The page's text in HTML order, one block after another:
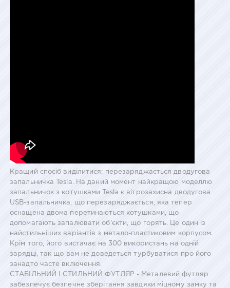
Кращий спосіб виділитися: перезаряджається дводугова
запальничка Tesla. На даний момент найкращою моделлю
запальничок з котушками Tesla є вітрозахисна дводугова
USB-запальничка, що перезаряджається, яка тепер
оснащена двома перетинаються котушками, що
допомагають запалювати об'єкти, що горять. Це один із
найстильніших варіантів з метало-пластиковим корпусом.
Крім того, його вистачає на 300 використань на одній
зарядці, так що вам не доведеться турбуватися про його
занадто часте включення.
СТАБІЛЬНИЙ І СТИЛЬНИЙ ФУТЛЯР - Металевий футляр
забезпечує безпечне зберігання завдяки міцному замку та